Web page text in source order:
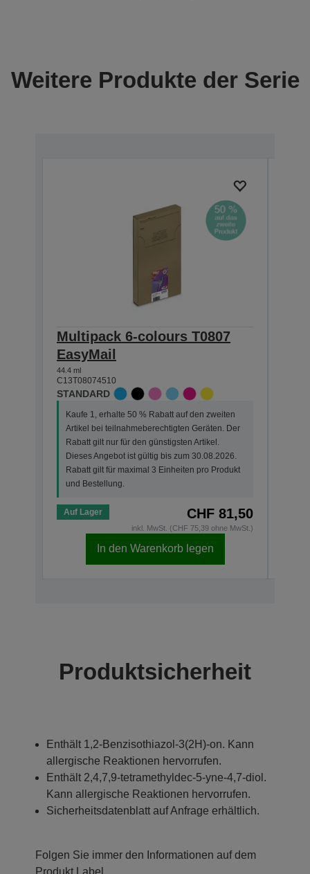
Weitere Produkte der Serie
Multipack 6-colours T0807
EasyMail
44.4 ml
C13T08074510
STANDARD
Kaufe 1, erhalte 50 % Rabatt auf den zweiten
Artikel bei teilnahmeberechtigten Geräten. Der
Rabatt gilt nur für den günstigsten Artikel.
Dieses Angebot ist gültig bis zum 30.08.2026.
Rabatt gilt für maximal 3 Einheiten pro Produkt
und Bestellung.
Auf Lager CHF 81,50
inkl. MwSt. (CHF 75,39 ohne MwSt.)
In den Warenkorb legen
Produktsicherheit
Enthält 1,2-Benzisothiazol-3(2H)-on. Kann
allergische Reaktionen hervorrufen.
Enthält 2,4,7,9-tetramethyldec-5-yne-4,7-diol.
Kann allergische Reaktionen hervorrufen.
Sicherheitsdatenblatt auf Anfrage erhältlich.
Folgen Sie immer den Informationen auf dem
Produkt Label.